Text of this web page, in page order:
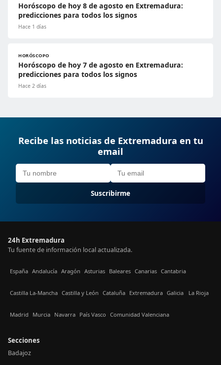
Horóscopo de hoy 8 de agosto en Extremadura:
predicciones para todos los signos
Hace 1 días
HORÓSCOPO
Horóscopo de hoy 7 de agosto en Extremadura:
predicciones para todos los signos
Hace 2 días
Recibe las noticias de Extremadura en tu
email
Suscribirme
24h Extremadura
Tu fuente de información local actualizada.
España Andalucía Aragón Asturias Baleares Canarias Cantabria
Castilla La-Mancha Castilla y León Cataluña Extremadura Galicia La Rioja
Madrid Murcia Navarra País Vasco Comunidad Valenciana
Secciones
Badajoz